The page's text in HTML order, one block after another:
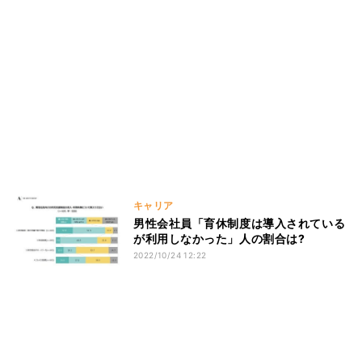
キャリア
男性会社員「育休制度は導入されている
が利用しなかった」人の割合は?
2022/10/24 12:22